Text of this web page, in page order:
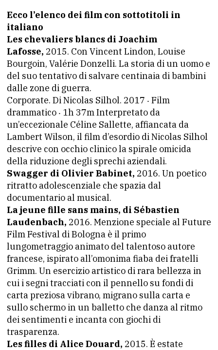
Ecco l’elenco dei film con sottotitoli in
italiano
Les chevaliers blancs di Joachim
Lafosse, 2015. Con Vincent Lindon, Louise
Bourgoin, Valérie Donzelli. La storia di un uomo e
del suo tentativo di salvare centinaia di bambini
dalle zone di guerra.
Corporate. Di Nicolas Silhol. 2017 ‧ Film
drammatico ‧ 1h 37m Interpretato da
un’eccezionale Céline Sallette, affiancata da
Lambert Wilson, il film d’esordio di Nicolas Silhol
descrive con occhio clinico la spirale omicida
della riduzione degli sprechi aziendali.
Swagger di Olivier Babinet, 2016. Un poetico
ritratto adolescenziale che spazia dal
documentario al musical.
La jeune fille sans mains, di Sébastien
Laudenbach, 2016. Menzione speciale al Future
Film Festival di Bologna è il primo
lungometraggio animato del talentoso autore
francese, ispirato all’omonima fiaba dei fratelli
Grimm. Un esercizio artistico di rara bellezza in
cui i segni tracciati con il pennello su fondi di
carta preziosa vibrano, migrano sulla carta e
sullo schermo in un balletto che danza al ritmo
dei sentimenti e incanta con giochi di
trasparenza.
Les filles di Alice Douard, 2015. È estate